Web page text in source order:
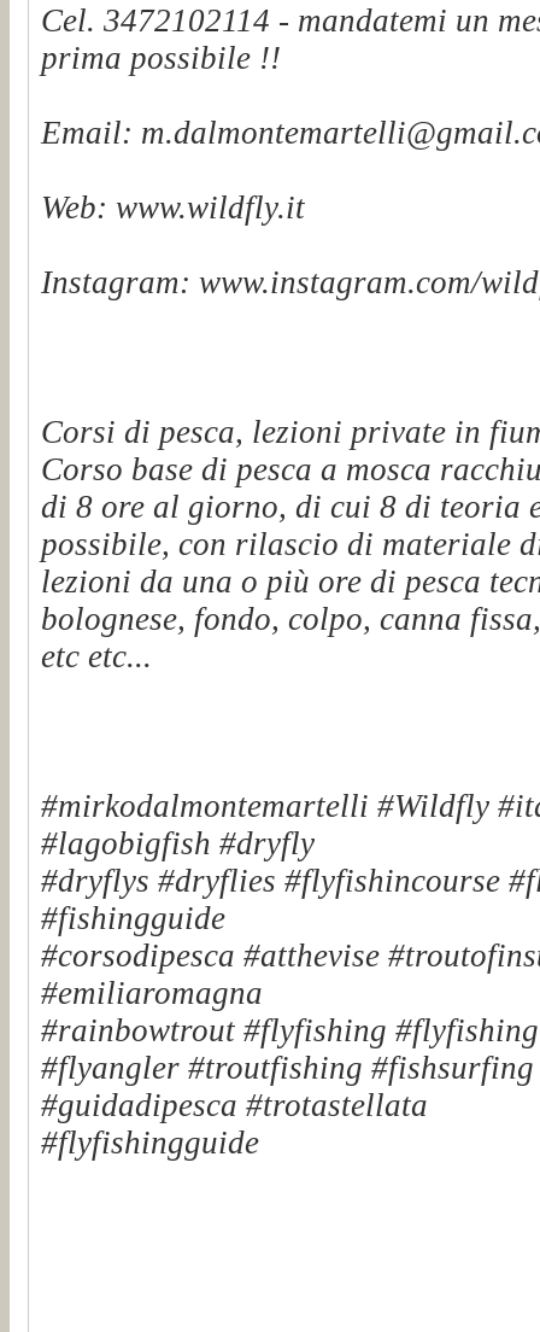
Cel. 3472102114 - mandatemi un
prima possibile !!
Email:
Web: www.wildfly.it
Instagram: www.instagram.com/
Corsi di pesca, lezioni private in
Corso base di pesca a mosca
di 8 ore al giorno, di cui 8 di teoria
possibile, con rilascio di materiale
lezioni da una o più ore di pesca
bolognese, fondo, colpo, canna
etc etc...
#mirkodalmontemartelli #Wildfly
#lagobigfish #dryfly
#dryflys #dryflies #flyfishincourse
#fishingguide
#corsodipesca #atthevise
#emiliaromagna
#rainbowtrout #flyfishing
#flyangler #troutfishing
#guidadipesca #trotastellata
#flyfishingguide